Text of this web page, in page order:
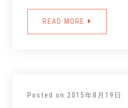
READ MORE
Posted on 2015年8月19日